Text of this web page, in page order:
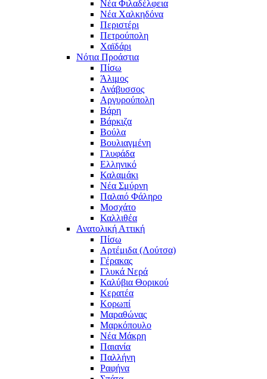
Νέα Φιλαδέλφεια
Νέα Χαλκηδόνα
Περιστέρι
Πετρούπολη
Χαϊδάρι
Νότια Προάστια
Πίσω
Άλιμος
Ανάβυσσος
Αργυρούπολη
Βάρη
Βάρκιζα
Βούλα
Βουλιαγμένη
Γλυφάδα
Ελληνικό
Καλαμάκι
Νέα Σμύρνη
Παλαιό Φάληρο
Μοσχάτο
Καλλιθέα
Ανατολική Αττική
Πίσω
Αρτέμιδα (Λούτσα)
Γέρακας
Γλυκά Νερά
Καλύβια Θορικού
Κερατέα
Κορωπί
Μαραθώνας
Μαρκόπουλο
Νέα Μάκρη
Παιανία
Παλλήνη
Ραφήνα